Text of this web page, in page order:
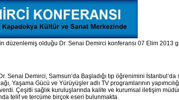
düzenlemiş olduğu Dr. Senai Demirci konferansı 07 Elim 2013
Senai Demirci, Samsun’da Başladığı tıp öğrenimini
Yaşama Gücü ve Yürüyüşler adlı TV programlarının
Çeşitli sağlık kuruluşlarında kalite ve kurumsal iletişim
telif ve tercüme birçok eseri bulunmakta.